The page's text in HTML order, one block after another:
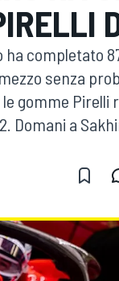
completato
senza
gomme Pirelli
Domani a